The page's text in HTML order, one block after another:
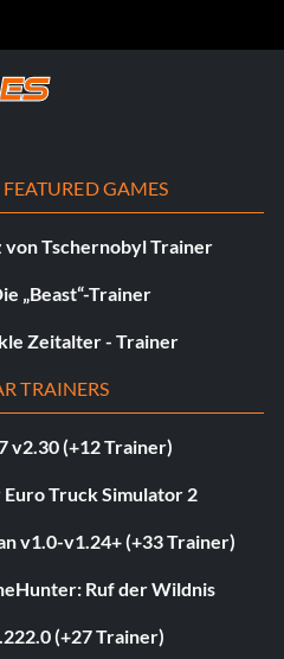
GAMES
von Tschernobyl Trainer
„Beast“-Trainer
Zeitalter - Trainer
TRAINERS
v2.30 (+12 Trainer)
Truck Simulator 2
v1.0-v1.24+ (+33 Trainer)
Ruf der Wildnis
(+27 Trainer)